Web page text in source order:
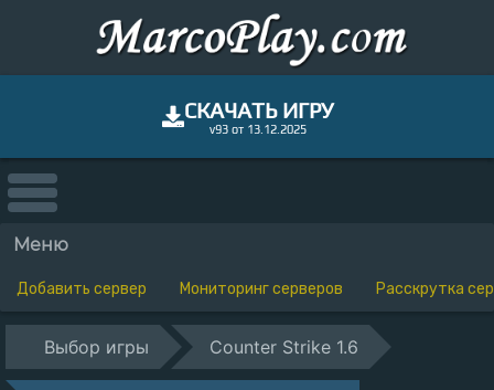
СКАЧАТЬ ИГРУ
v93 от 13.12.2025
Меню
Добавить сервер Мониторинг серверов Расскрутка
Выбор игры Counter Strike 1.6